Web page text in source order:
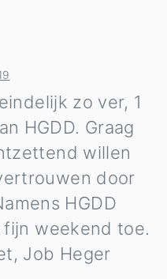
zo ver, 1
HGDD. Graag
willen
door
HGDD
weekend toe.
Job Heger